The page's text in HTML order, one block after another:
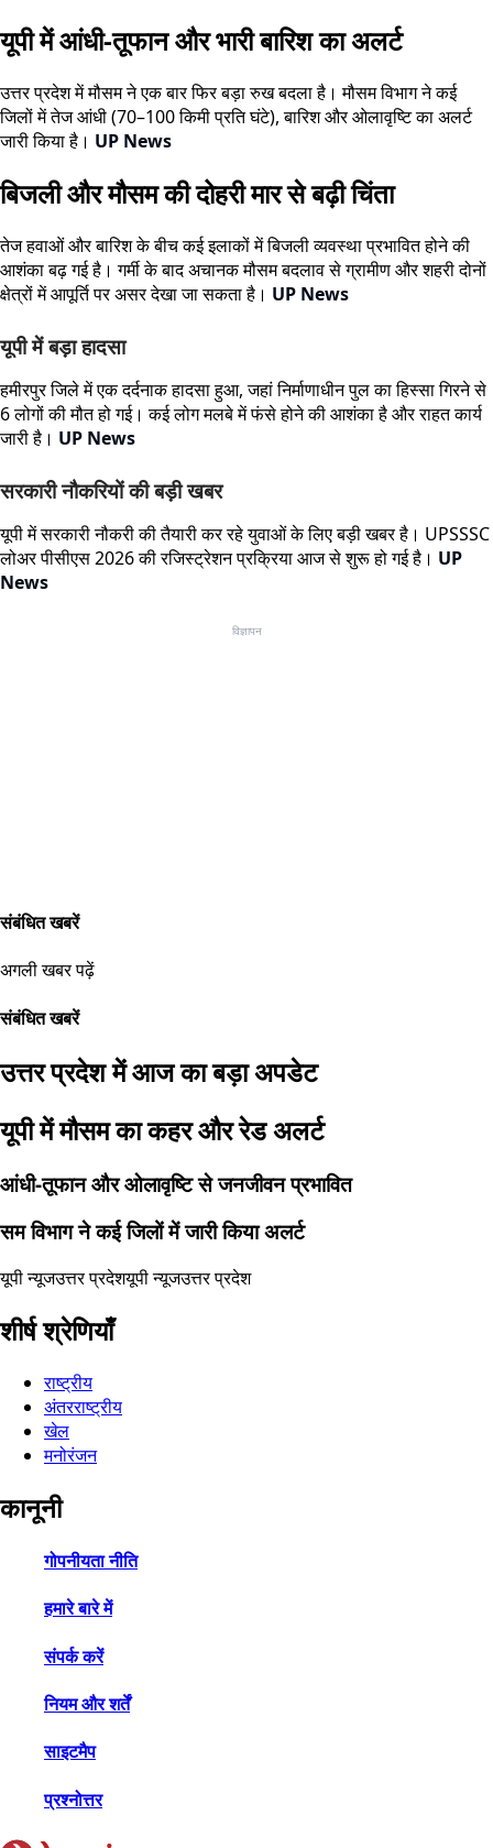
यूपी में आंधी-तूफान और भारी बारिश का अलर्ट
उत्तर प्रदेश में मौसम ने एक बार फिर बड़ा रुख बदला है। मौसम विभाग ने कई
जिलों में तेज आंधी (70–100 किमी प्रति घंटे), बारिश और ओलावृष्टि का अलर्ट
जारी किया है। UP News
बिजली और मौसम की दोहरी मार से बढ़ी चिंता
तेज हवाओं और बारिश के बीच कई इलाकों में बिजली व्यवस्था प्रभावित होने की
आशंका बढ़ गई है। गर्मी के बाद अचानक मौसम बदलाव से ग्रामीण और शहरी दोनों
क्षेत्रों में आपूर्ति पर असर देखा जा सकता है। UP News
यूपी में बड़ा हादसा
हमीरपुर जिले में एक दर्दनाक हादसा हुआ, जहां निर्माणाधीन पुल का हिस्सा गिरने से
6 लोगों की मौत हो गई। कई लोग मलबे में फंसे होने की आशंका है और राहत कार्य
जारी है। UP News
सरकारी नौकरियों की बड़ी खबर
यूपी में सरकारी नौकरी की तैयारी कर रहे युवाओं के लिए बड़ी खबर है। UPSSSC
लोअर पीसीएस 2026 की रजिस्ट्रेशन प्रक्रिया आज से शुरू हो गई है। UP
News
विज्ञापन
संबंधित खबरें
अगली खबर पढ़ें
संबंधित खबरें
उत्तर प्रदेश में आज का बड़ा अपडेट
यूपी में मौसम का कहर और रेड अलर्ट
आंधी-तूफान और ओलावृष्टि से जनजीवन प्रभावित
सम विभाग ने कई जिलों में जारी किया अलर्ट
यूपी न्यूजउत्तर प्रदेशयूपी न्यूजउत्तर प्रदेश
शीर्ष श्रेणियाँ
राष्ट्रीय
अंतरराष्ट्रीय
खेल
मनोरंजन
कानूनी
गोपनीयता नीति
हमारे बारे में
संपर्क करें
नियम और शर्तें
साइटमैप
प्रश्नोत्तर